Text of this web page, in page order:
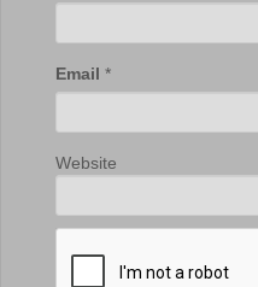
Email *
Website